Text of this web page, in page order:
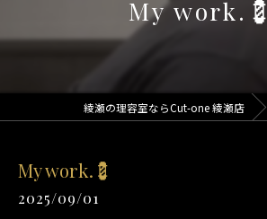
My work.💈
綾瀬の理容室ならCut-one 綾瀬店
My work.💈
2025/09/01